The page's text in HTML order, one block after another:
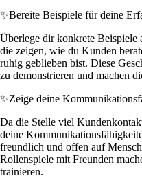
✨Bereite Beispiele für deine
Überlege dir konkrete Beispiele
die zeigen, wie du Kunden
ruhig geblieben bist. Diese
zu demonstrieren und machen
✨Zeige deine
Da die Stelle viel
deine
freundlich und offen auf
Rollenspiele mit Freunden
trainieren.